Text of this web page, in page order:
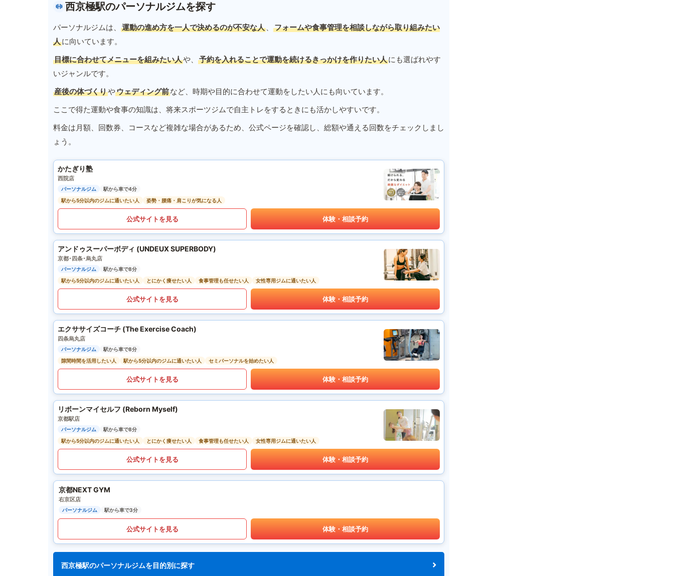
西京極駅のパーソナルジムを探す
パーソナルジムは、 運動の進め方を一人で決めるのが不安な人 、
フォームや食事管理を相談しながら取り組みたい
人に向いています。
目標に合わせてメニューを組みたい人や、 予約を入れることで運動を続けるきっかけを作りたい人にも選ばれやす
いジャンルです。
産後の体づくりやウェディング前など、時期や目的に合わせて運動をしたい人にも向いています。
ここで得た運動や食事の知識は、将来スポーツジムで自主トレをするときにも活かしやすいです。
料金は月額、回数券、コースなど複雑な場合があるため、公式ページを確認し、総額や通える回数をチェックしまし
ょう。
かたぎり塾
西院店
パーソナルジム
駅から車で4分
駅から5分以内のジムに通いたい人
姿勢・腰痛・肩こりが気になる人
公式サイトを見る 体験・相談予約
アンドゥスーパーボディ (UNDEUX SUPERBODY)
京都･四条･烏丸店
パーソナルジム
駅から車で8分
駅から5分以内のジムに通いたい人
とにかく痩せたい人 食事管理も任せたい人 女性専用ジムに通いたい人
公式サイトを見る 体験・相談予約
エクササイズコーチ (The Exercise Coach)
四条烏丸店
パーソナルジム
駅から車で8分
隙間時間を活用したい人
駅から5分以内のジムに通いたい人 セミパーソナルを始めたい人
公式サイトを見る 体験・相談予約
リボーンマイセルフ (Reborn Myself)
京都駅店
パーソナルジム
駅から車で8分
駅から5分以内のジムに通いたい人
とにかく痩せたい人 食事管理も任せたい人 女性専用ジムに通いたい人
公式サイトを見る 体験・相談予約
京都NEXT GYM
右京区店
パーソナルジム 駅から車で3分
公式サイトを見る 体験・相談予約
西京極駅のパーソナルジムを目的別に探す